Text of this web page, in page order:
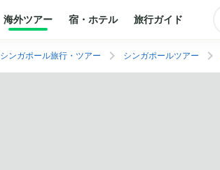
海外ツアー 宿・ホテル 旅行ガイド
シンガポール旅行・ツアー シンガポールツアー